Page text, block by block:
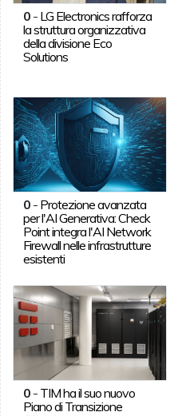
0- LG Electronics rafforza
la struttura organizzativa
della divisione Eco
Solutions
0- Protezione avanzata
per l'AI Generativa: Check
Point integra l'AI Network
Firewall nelle infrastrutture
esistenti
0- TIM ha il suo nuovo
Piano di Transizione